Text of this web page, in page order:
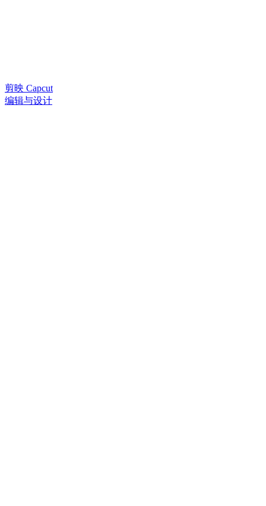
剪映 Capcut
编辑与设计